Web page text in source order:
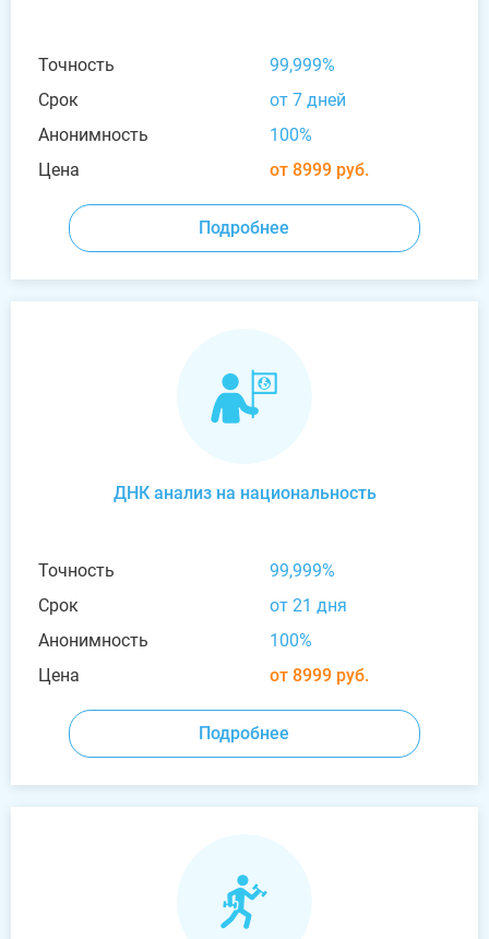
Точность
99,999%
Срок
от 7 дней
Анонимность
100%
Цена
от 8999 руб.
Подробнее
ДНК анализ на национальность
Точность
99,999%
Срок
от 21 дня
Анонимность
100%
Цена
от 8999 руб.
Подробнее